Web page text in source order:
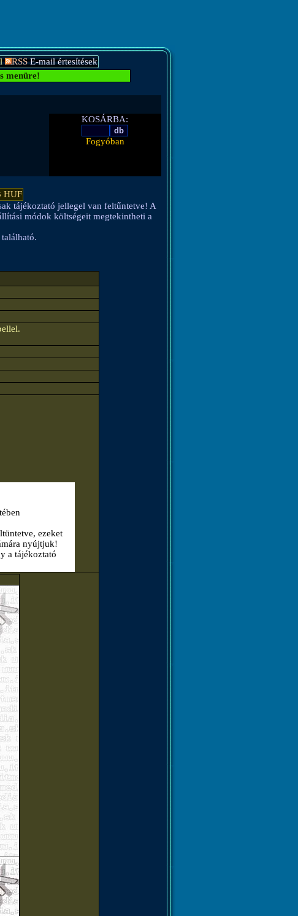
RSS E-mail értesítések
menüre!
KOSÁRBA:
Fogyóban
HUF
tájékoztató jellegel van feltűntetve! A
módok költségeit megtekintheti a
ezeket
nyújtjuk!
a tájékoztató